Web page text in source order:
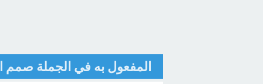
‏المفعول به في الجملة صمم